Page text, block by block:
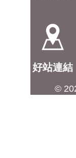
好站連結
©